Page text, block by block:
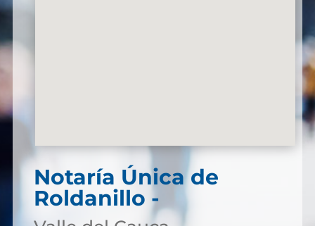
Notaría Única de
Roldanillo -